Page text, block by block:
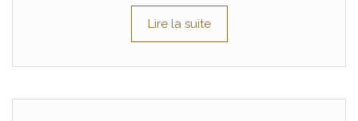
Lire la suite